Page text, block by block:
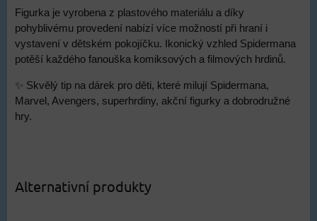
Figurka je vyrobena z plastového materiálu a díky
pohyblivému provedení nabízí více možností při hraní i
vystavení v dětském pokojíčku. Ikonický vzhled Spidermana
potěší každého fanouška komiksových a filmových hrdinů.
✨ Skvělý tip na dárek pro děti, které milují Spidermana,
Marvel, Avengers, superhrdiny, akční figurky a dobrodružné
hry.
Alternativní produkty